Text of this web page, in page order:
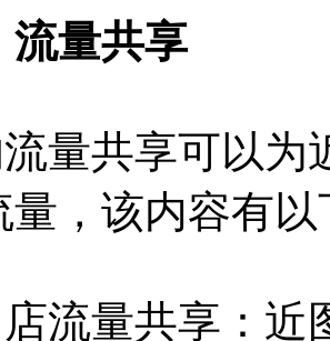
流量共享
量共享可以为
量，该内容有
流量共享：